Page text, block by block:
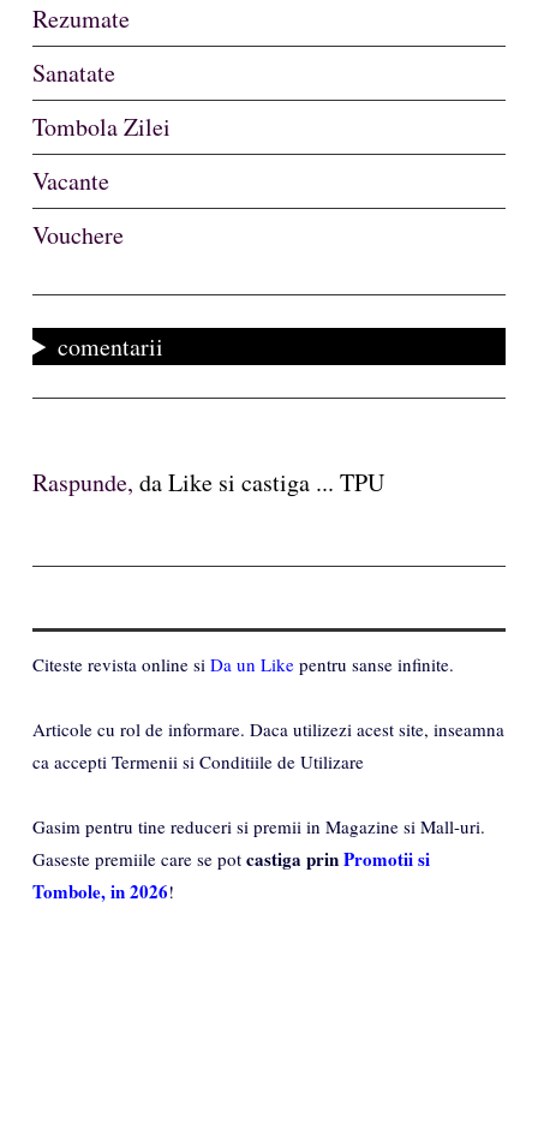
Rezumate
Sanatate
Tombola Zilei
Vacante
Vouchere
comentarii
Raspunde, da Like si castiga ... TPU
Citeste revista online si Da un Like pentru sanse infinite.
Articole cu rol de informare. Daca utilizezi acest site, inseamna
ca accepti Termenii si Conditiile de Utilizare
Gasim pentru tine reduceri si premii in Magazine si Mall-uri.
Gaseste premiile care se pot castiga prinPromotii si
Tombole, in 2026!